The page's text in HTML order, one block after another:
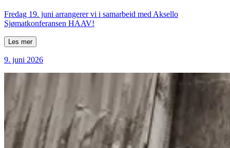
Fredag 19. juni arrangerer vi i samarbeid med Aksello
Sjømatkonferansen HAAV!
Les mer
9. juni 2026